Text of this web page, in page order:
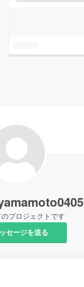
プロジェクトです
セージを送る